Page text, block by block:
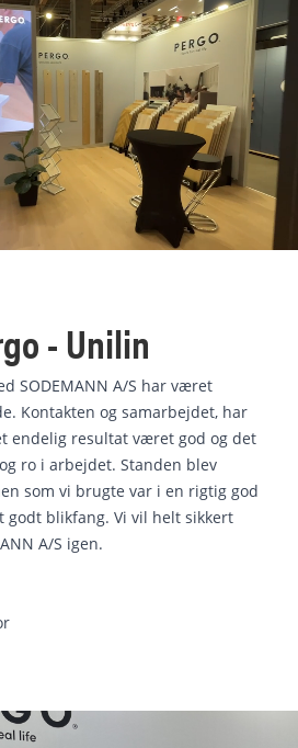
- Unilin
SODEMANN A/S har været
Kontakten og samarbejdet, har
endelig resultat været god og det
ro i arbejdet. Standen blev
som vi brugte var i en rigtig god
godt blikfang. Vi vil helt sikkert
A/S igen.